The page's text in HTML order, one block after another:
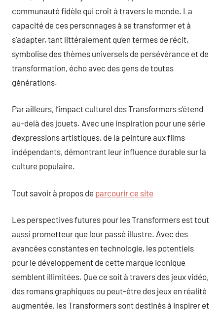
communauté fidèle qui croît à travers le monde. La
capacité de ces personnages à se transformer et à
s’adapter, tant littéralement qu’en termes de récit,
symbolise des thèmes universels de persévérance et de
transformation, écho avec des gens de toutes
générations.
Par ailleurs, l’impact culturel des Transformers s’étend
au-delà des jouets. Avec une inspiration pour une série
d’expressions artistiques, de la peinture aux films
indépendants, démontrant leur influence durable sur la
culture populaire.
Tout savoir à propos de parcourir ce site
Les perspectives futures pour les Transformers est tout
aussi prometteur que leur passé illustre. Avec des
avancées constantes en technologie, les potentiels
pour le développement de cette marque iconique
semblent illimitées. Que ce soit à travers des jeux vidéo,
des romans graphiques ou peut-être des jeux en réalité
augmentée, les Transformers sont destinés à inspirer et